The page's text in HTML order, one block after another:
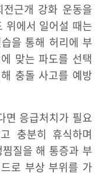
근개 강화 운동을
위에서 일어설 때는
을 통해 허리에 부
맞는 파도를 선택
충돌 사고를 예방
면 응급처치가 필요
충분히 휴식하며
질을 해 통증과 부
로 부상 부위를 가